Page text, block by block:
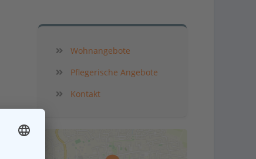
Wohnangebote
Pflegerische Angebote
Kontakt